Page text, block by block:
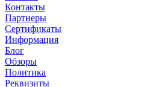
Контакты
Партнеры
Сертификаты
Информация
Блог
Обзоры
Политика
Реквизиты